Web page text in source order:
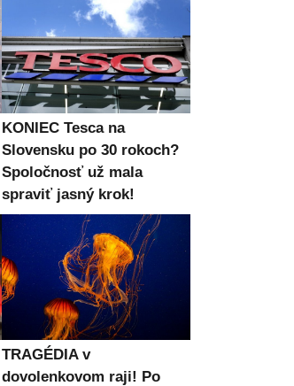
KONIEC Tesca na
Slovensku po 30 rokoch?
Spoločnosť už mala
spraviť jasný krok!
TRAGÉDIA v
dovolenkovom raji! Po